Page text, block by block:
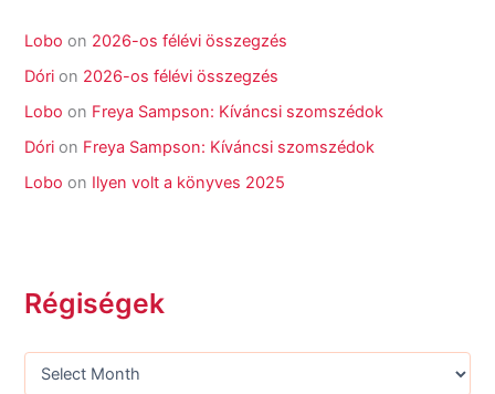
Lobo on 2026-os félévi összegzés
Dóri on 2026-os félévi összegzés
Lobo on Freya Sampson: Kíváncsi szomszédok
Dóri on Freya Sampson: Kíváncsi szomszédok
Lobo on Ilyen volt a könyves 2025
Régiségek